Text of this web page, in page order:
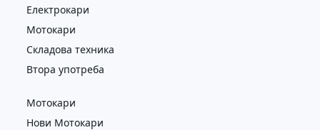
Електрокари
Мотокари
Складова техника
Втора употреба
Мотокари
Нови Мотокари